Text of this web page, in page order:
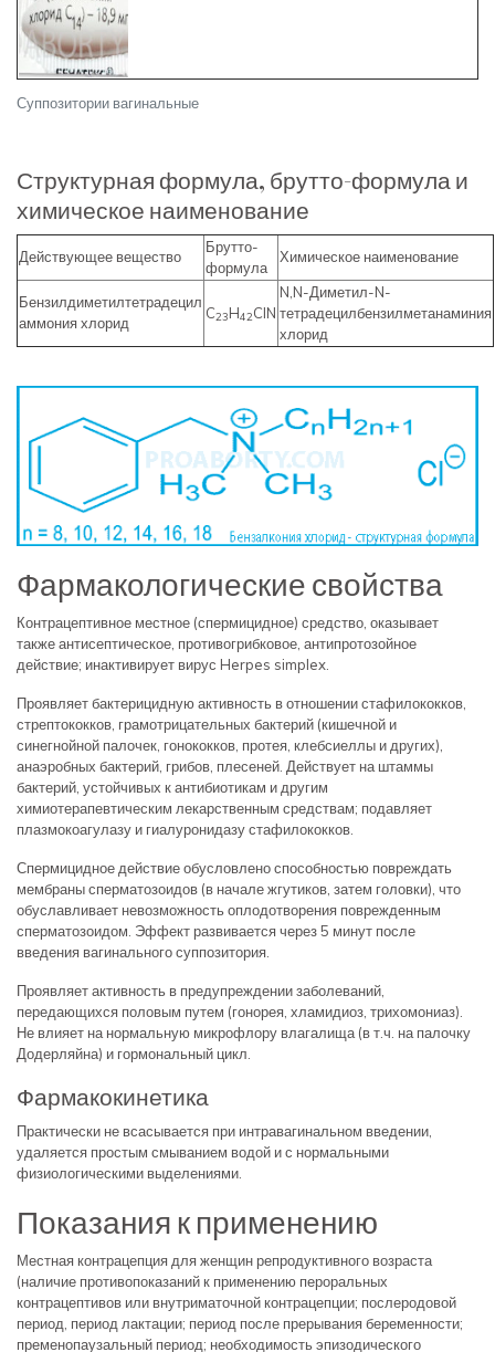
Суппозитории вагинальные
Структурная формула, брутто-формула и
химическое наименование
Действующее вещество
Брутто-
формула
Химическое наименование
Бензилдиметилтетрадецил
аммония хлорид
C23H42ClN
N,N-Диметил-N-
тетрадецилбензилметанаминия
хлорид
Фармакологические свойства
Контрацептивное местное (спермицидное) средство, оказывает
также антисептическое, противогрибковое, антипротозойное
действие; инактивирует вирус Herpes simplex.
Проявляет бактерицидную активность в отношении стафилококков,
стрептококков, грамотрицательных бактерий (кишечной и
синегнойной палочек, гонококков, протея, клебсиеллы и других),
анаэробных бактерий, грибов, плесеней. Действует на штаммы
бактерий, устойчивых к антибиотикам и другим
химиотерапевтическим лекарственным средствам; подавляет
плазмокоагулазу и гиалуронидазу стафилококков.
Спермицидное действие обусловлено способностью повреждать
мембраны сперматозоидов (в начале жгутиков, затем головки), что
обуславливает невозможность оплодотворения поврежденным
сперматозоидом. Эффект развивается через 5 минут после
введения вагинального суппозитория.
Проявляет активность в предупреждении заболеваний,
передающихся половым путем (гонорея, хламидиоз, трихомониаз).
Не влияет на нормальную микрофлору влагалища (в т.ч. на палочку
Додерляйна) и гормональный цикл.
Фармакокинетика
Практически не всасывается при интравагинальном введении,
удаляется простым смыванием водой и с нормальными
физиологическими выделениями.
Показания к применению
Местная контрацепция для женщин репродуктивного возраста
(наличие противопоказаний к применению пероральных
контрацептивов или внутриматочной контрацепции; послеродовой
период, период лактации; период после прерывания беременности;
пременопаузальный период; необходимость эпизодического